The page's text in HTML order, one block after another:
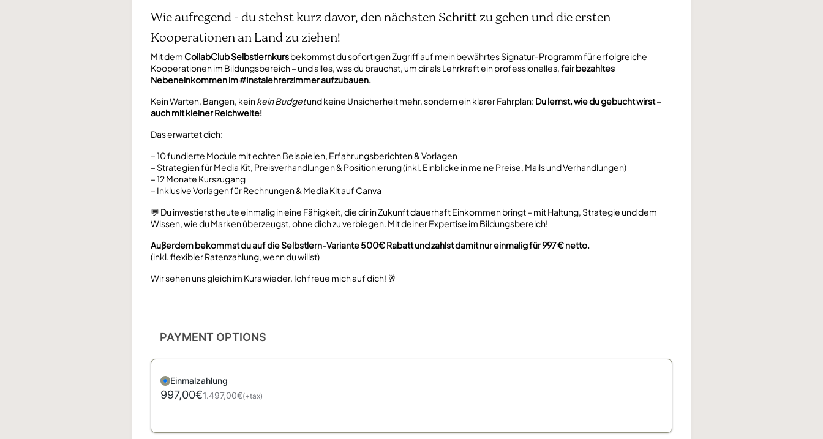
Wie aufregend - du stehst kurz davor, den nächsten Schritt zu gehen und die ersten
Kooperationen an Land zu ziehen!
Mit dem CollabClub Selbstlernkursbekommst du sofortigen Zugriff auf mein bewährtes Signatur-Programm für erfolgreiche
Kooperationen im Bildungsbereich – und alles, was du brauchst, um dir als Lehrkraft ein professionelles,fair bezahltes
Nebeneinkommen im #Instalehrerzimmer aufzubauen.
Kein Warten, Bangen, keinkein Budgetund keine Unsicherheit mehr, sondern ein klarer Fahrplan: Du lernst, wie du gebucht wirst –
auch mit kleiner Reichweite!
Das erwartet dich:
– 10 fundierte Module mit echten Beispielen, Erfahrungsberichten & Vorlagen
– Strategien für Media Kit, Preisverhandlungen & Positionierung (inkl. Einblicke in meine Preise, Mails und Verhandlungen)
– 12 Monate Kurszugang
– Inklusive Vorlagen für Rechnungen & Media Kit auf Canva
💬 Du investierst heute einmalig in eine Fähigkeit, die dir in Zukunft dauerhaft Einkommen bringt – mit Haltung, Strategie und dem
Wissen, wie du Marken überzeugst, ohne dich zu verbiegen. Mit deiner Expertise im Bildungsbereich!
Außerdem bekommst du auf die Selbstlern-Variante 500€ Rabatt und zahlst damit nur einmalig für 997 € netto.
(inkl. flexibler Ratenzahlung, wenn du willst)
Wir sehen uns gleich im Kurs wieder. Ich freue mich auf dich! 🥂
PAYMENT OPTIONS
Einmalzahlung
997,00€1.497,00€(+tax)